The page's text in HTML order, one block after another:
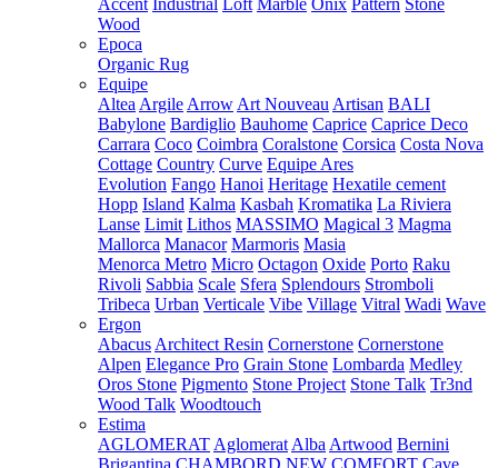
Accent Industrial Loft Marble Onix Pattern Stone
Wood
Epoca
Organic Rug
Equipe
Altea Argile Arrow Art Nouveau Artisan BALI
Babylone Bardiglio Bauhome Caprice Caprice Deco
Carrara Coco Coimbra Coralstone Corsica Costa Nova
Cottage Country Curve Equipe Ares
Evolution Fango Hanoi Heritage Hexatile cement
Hopp Island Kalma Kasbah Kromatika La Riviera
Lanse Limit Lithos MASSIMO Magical 3 Magma
Mallorca Manacor Marmoris Masia
Menorca Metro Micro Octagon Oxide Porto Raku
Rivoli Sabbia Scale Sfera Splendours Stromboli
Tribeca Urban Verticale Vibe Village Vitral Wadi Wave
Ergon
Abacus Architect Resin Cornerstone Cornerstone
Alpen Elegance Pro Grain Stone Lombarda Medley
Oros Stone Pigmento Stone Project Stone Talk Tr3nd
Wood Talk Woodtouch
Estima
AGLOMERAT Aglomerat Alba Artwood Bernini